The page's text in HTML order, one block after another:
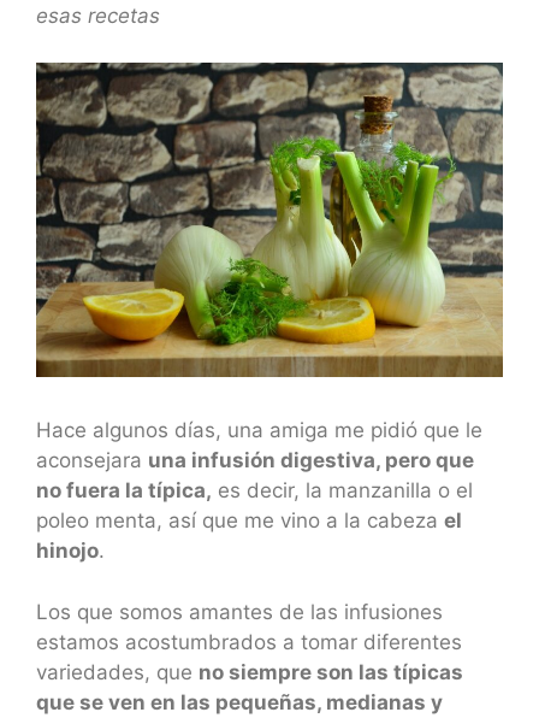
esas recetas
Hace algunos días, una amiga me pidió que le
aconsejara una infusión digestiva, pero que
no fuera la típica, es decir, la manzanilla o el
poleo menta, así que me vino a la cabeza el
hinojo.
Los que somos amantes de las infusiones
estamos acostumbrados a tomar diferentes
variedades, que no siempre son las típicas
que se ven en las pequeñas, medianas y